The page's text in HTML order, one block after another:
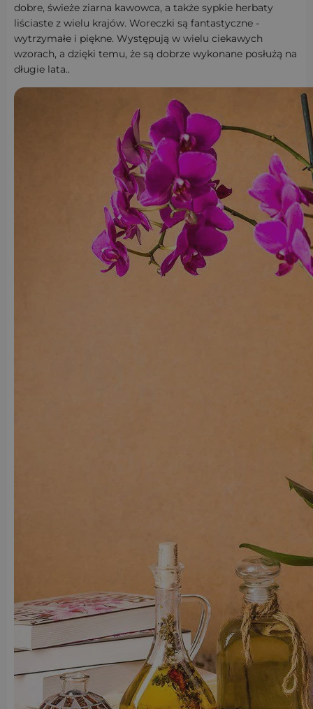
dobre, świeże ziarna kawowca, a także sypkie herbaty
liściaste z wielu krajów. Woreczki są fantastyczne -
wytrzymałe i piękne. Występują w wielu ciekawych
wzorach, a dzięki temu, że są dobrze wykonane posłużą na
długie lata..